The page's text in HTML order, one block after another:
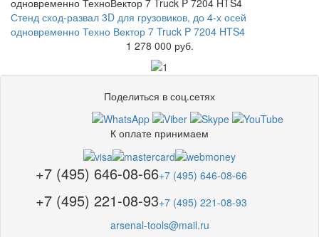
Стенд сход-развал 3D для грузовиков, до 4-х осей
одновременно Техно Вектор 7 Truck P 7204 HTS4
1 278 000 руб.
Поделиться в соц.сетях
К оплате принимаем
+7 (495) 646-08-66+7 (495) 646-08-66
+7 (495) 221-08-93+7 (495) 221-08-93
arsenal-tools@mail.ru